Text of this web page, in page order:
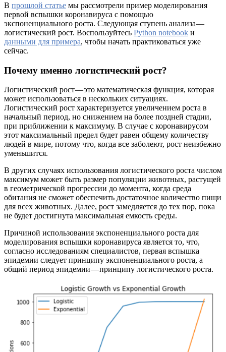
В прошлой статье мы рассмотрели пример моделирования
первой вспышки коронавируса с помощью
экспоненциального роста. Следующая ступень анализа —
логистический рост. Воспользуйтесь Python notebook и
данными для примера, чтобы начать практиковаться уже
сейчас.
Почему именно логистический рост?
Логистический рост — это математическая функция, которая
может использоваться в нескольких ситуациях.
Логистический рост характеризуется увеличением роста в
начальный период, но снижением на более поздней стадии,
при приближении к максимуму. В случае с коронавирусом
этот максимальный предел будет равен общему количеству
людей в мире, потому что, когда все заболеют, рост неизбежно
уменьшится.
В других случаях использования логистического роста числом
максимум может быть размер популяции животных, растущей
в геометрической прогрессии до момента, когда среда
обитания не сможет обеспечить достаточное количество пищи
для всех животных. Далее, рост замедляется до тех пор, пока
не будет достигнута максимальная емкость среды.
Причиной использования экспоненциального роста для
моделирования вспышки коронавируса является то, что,
согласно исследованиям специалистов, первая вспышка
эпидемии следует принципу экспоненциального роста, а
общий период эпидемии — принципу логистического роста.